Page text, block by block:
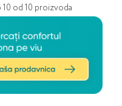
10 od 10 proizvoda